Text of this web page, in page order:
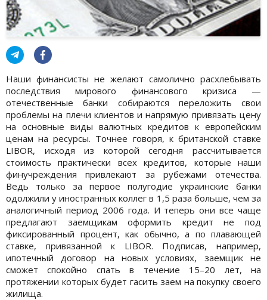
Наши финансисты не желают самолично расхлебывать
последствия мирового финансового кризиса —
отечественные банки собираются переложить свои
проблемы на плечи клиентов и напрямую привязать цену
на основные виды валютных кредитов к европейским
ценам на ресурсы. Точнее говоря, к британской ставке
LIBOR, исходя из которой сегодня рассчитывается
стоимость практически всех кредитов, которые наши
финучреждения привлекают за рубежами отечества.
Ведь только за первое полугодие украинские банки
одолжили у иностранных коллег в 1,5 раза больше, чем за
аналогичный период 2006 года. И теперь они все чаще
предлагают заемщикам оформить кредит не под
фиксированный процент, как обычно, а по плавающей
ставке, привязанной к LIBOR. Подписав, например,
ипотечный договор на новых условиях, заемщик не
сможет спокойно спать в течение 15–20 лет, на
протяжении которых будет гасить заем на покупку своего
жилища.